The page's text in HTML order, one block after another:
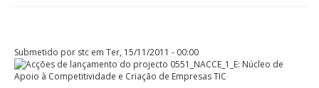
Submetido por stc em Ter, 15/11/2011 - 00:00